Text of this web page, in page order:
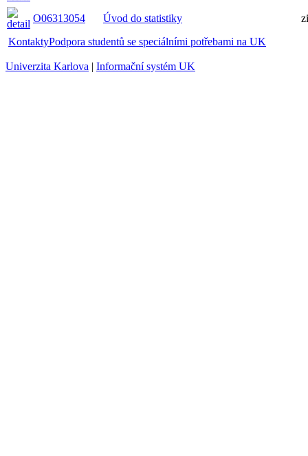
O06313054 Úvod do statistiky
KontaktyPodpora studentů se speciálními potřebami na UK
Univerzita Karlova | Informační systém UK